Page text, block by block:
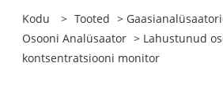
Kodu > Tooted >
Osooni Analüsaator > Lahustunud
kontsentratsiooni monitor